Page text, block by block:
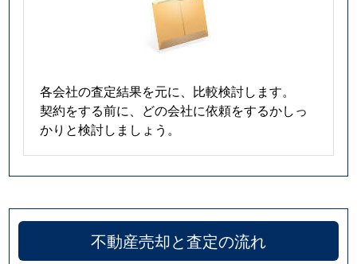
各会社の査定結果を元に、比較検討します。
契約をする前に、どの会社に依頼をするかしっ
かりと検討しましょう。
不動産売却と査定の流れ